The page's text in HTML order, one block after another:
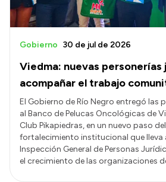
Viedma: nuevas personerías
acompañar el trabajo
Gobierno 30 de jul de 2026
El Gobierno de Río Negro entregó las
al Banco de Pelucas Oncológicas de
Club Pikapiedras, en un nuevo paso
fortalecimiento institucional que lleva
Inspección General de Personas
el crecimiento de las organizaciones